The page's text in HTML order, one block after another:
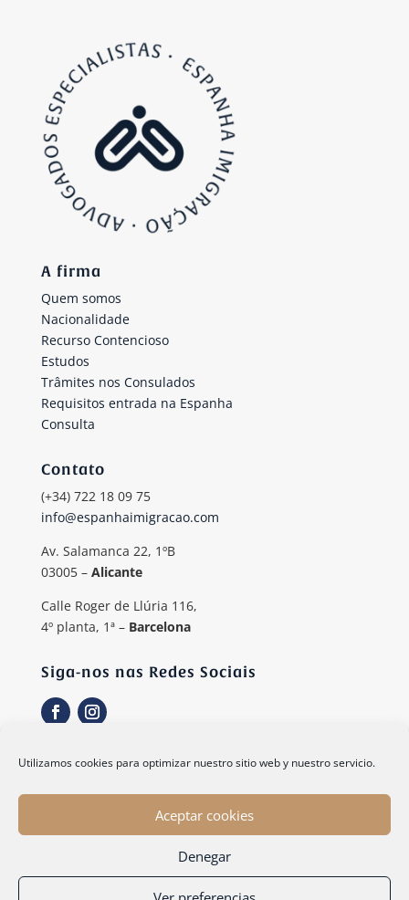
Utilizamos cookies para optimizar nuestro sitio web y nuestro servicio.
Aceptar cookies
Denegar
A firma
Quem somos
Nacionalidade
Recurso Contencioso
Estudos
Trâmites nos Consulados
Requisitos entrada na Espanha
Consulta
Contato
(+34) 722 18 09 75
info@espanhaimigracao.com
Av. Salamanca 22, 1ºB
03005 – Alicante
Calle Roger de Llúria 116,
4º planta, 1ª – Barcelona
Siga-nos nas Redes Sociais
© 2021 Espanha Imigração.